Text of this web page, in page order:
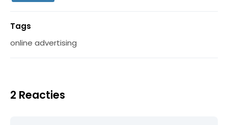
Tags
online advertising
2 Reacties